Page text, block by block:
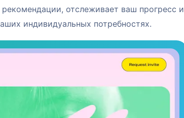
отслеживает ваш прогресс и
индивидуальных потребностях.